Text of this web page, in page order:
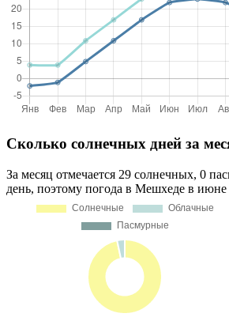
Сколько солнечных дней за
За месяц отмечается 29 солнечных, 0
день, поэтому погода в Мешхеде в июне